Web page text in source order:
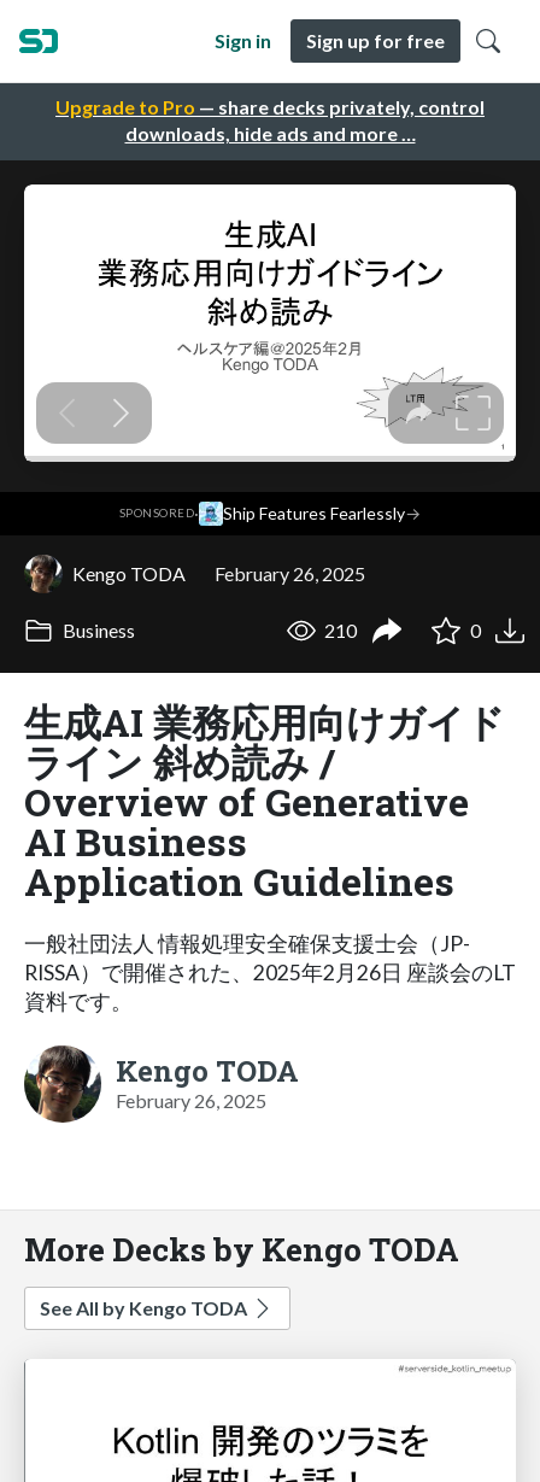
Upgrade to Pro — share decks privately, control
downloads, hide ads and more …
Sign in Sign up for free
SPONSORED· Ship Features Fearlessly→
Kengo TODA February 26, 2025
Business 210 0
生成AI 業務応用向けガイド
ライン 斜め読み /
Overview of Generative
AI Business
Application Guidelines
一般社団法人 情報処理安全確保支援士会（JP-
RISSA）で開催された、2025年2月26日 座談会のLT
資料です。
Kengo TODA
February 26, 2025
More Decks by Kengo TODA
See All by Kengo TODA